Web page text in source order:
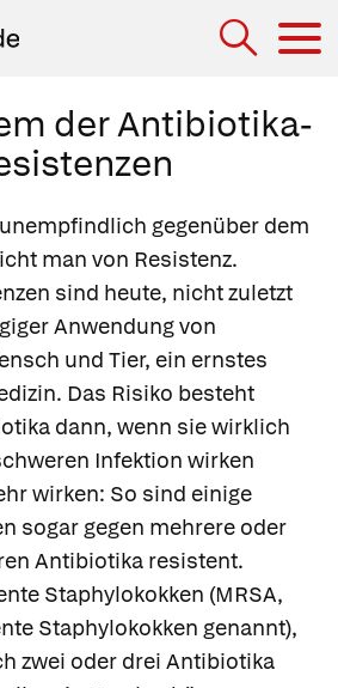
der Antibiotika-
gegenüber dem
man von Resistenz.
sind heute, nicht zuletzt
Anwendung von
und Tier, ein ernstes
Das Risiko besteht
dann, wenn sie wirklich
Infektion wirken
wirken: So sind einige
sogar gegen mehrere oder
Antibiotika resistent.
Staphylokokken (MRSA,
Staphylokokken genannt),
zwei oder drei Antibiotika